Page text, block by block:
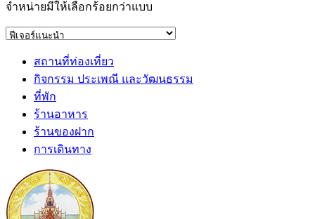
จำหน่ายมีให้เลือกร้อยกว่าแบบ
สถานที่ท่องเที่ยว
กิจกรรม ประเพณี และวัฒนธรรม
ที่พัก
ร้านอาหาร
ร้านของฝาก
การเดินทาง